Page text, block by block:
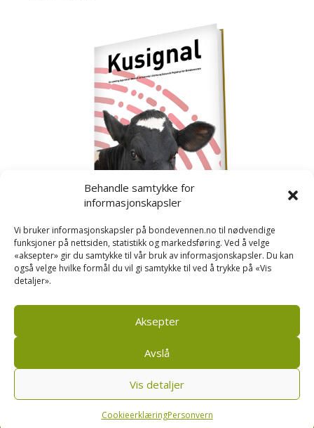
Behandle samtykke for
informasjonskapsler
Vi bruker informasjonskapsler på bondevennen.no til nødvendige
funksjoner på nettsiden, statistikk og markedsføring. Ved å velge
«aksepter» gir du samtykke til vår bruk av informasjonskapsler. Du kan
også velge hvilke formål du vil gi samtykke til ved å trykke på «Vis
detaljer».
Aksepter
Avslå
Vis detaljer
CookieerklæringPersonvern
Kusignal
Bondevennen SA, Pb 208, sentrum, 4001 Stavanger
Personvern og cookies regler